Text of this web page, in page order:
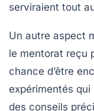
serviraient tout
Un autre aspect
le mentorat reçu
chance d’être
expérimentés
des conseils